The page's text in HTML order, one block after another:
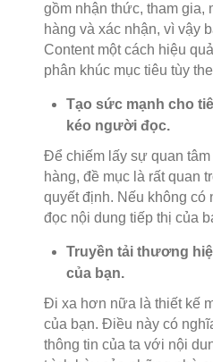
gồm nhận thức, tham gia,
hàng và xác nhận, vì vậy
Content một cách hiệu
phân khúc mục tiêu tùy
Tạo sức mạnh cho
kéo người đọc.
Để chiếm lấy sự quan tâm
hàng, đề mục là rất quan
quyết định. Nếu không có
đọc nội dung tiếp thị của
Truyền tải thương
của bạn.
Đi xa hơn nữa là thiết kế
của bạn. Điều này có
thông tin của ta với nội